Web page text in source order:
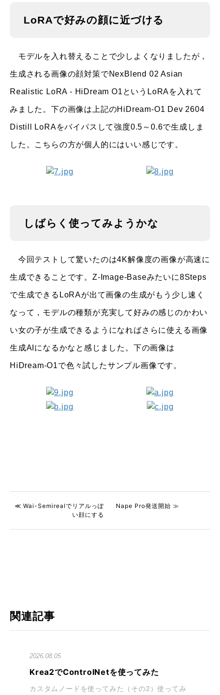
LoRAで好みの顔に近づける
モデルを入れ替えることで少しよくなりましたが，
生成される画像の顔対策でNexBlend 02 Asian
Realistic LoRA - HiDream O1というLoRAを入れて
みました。下の画像は上記のHiDream-O1 Dev 2604
Distill LoRAをバイパスして強度0.5～0.6で生成しま
した。こちらの方が個人的にはいい感じです。
しばらく使ってみようかな
今回テストして驚いたのは4K解像度の画像が高速に
生成できることです。Z-Image-Baseみたいに8Steps
で生成できるLoRAが出て画像の生成がもう少し速く
なって，モデルの種類が充実して好みの感じのかわい
い女の子が生成できるようになればさらに使える画像
生成AIになるかなと感じました。下の画像は
HiDream-O1で色々試したサンプル画像です。
≪ Wai-Semirealでリアルっぽ
い顔にする
Nape Pro発送開始 ≫
関連記事
2026.08.05
Krea2でControlNetを使ってみた
カスタムノードを使ってみた（その2）使ってみ